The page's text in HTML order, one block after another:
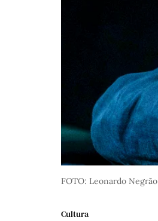
FOTO: Leonardo Negrão
Cultura